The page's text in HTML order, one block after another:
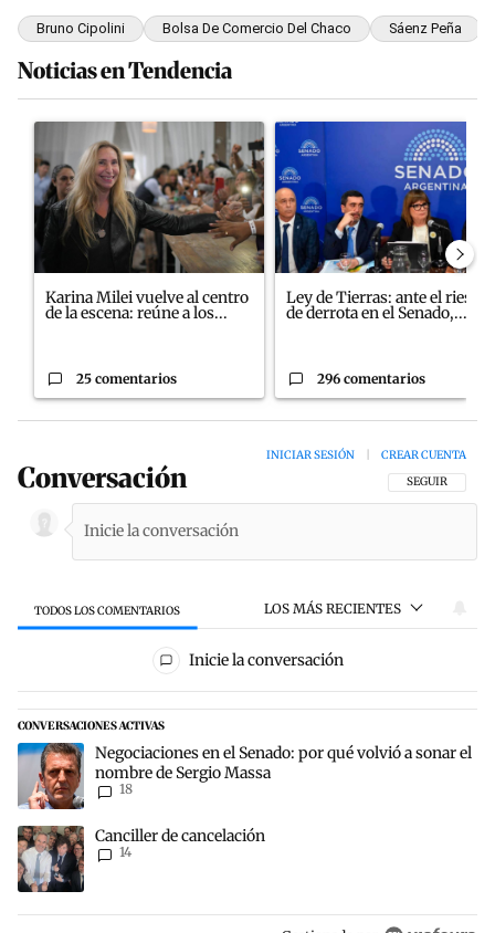
Bruno Cipolini Bolsa De Comercio Del Chaco Sáenz Peña
Noticias en Tendencia
Este listado muestra los artículos con más comentarios en los
Un artículo de tendencia con el título "Karina Milei vuelve al
Karina Milei vuelve al centro
de la escena: reúne a los...
25 comentarios
Un artículo de tendencia con
Ley de Tierras: ante el riesgo
de derrota en el Senado,...
296 comentarios
Conversación SIGA ESTA
SEGUIR
INICIAR SESIÓN CREAR CUENTA
TODOS LOS COMENTARIOS LOS MÁS RECIENTES
Todos los comentarios
Inicie la conversación
CONVERSACIONES ACTIVAS
Este listado muestra los artículos con más comentarios en los
Un artículo de tendencia con el título "Negociaciones en el
Negociaciones en el Senado: por qué volvió a sonar el
nombre de Sergio Massa
18
Un artículo de tendencia con el título "Canciller de cancelación"
Canciller de cancelación
14